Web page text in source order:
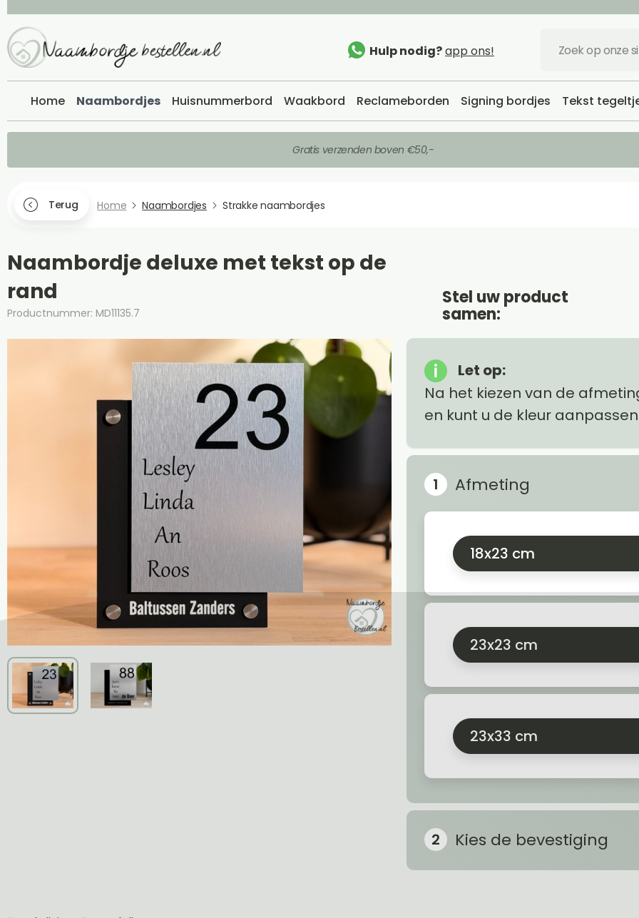
Hulp nodig?app ons!
Home Naambordjes Huisnummerbord Waakbord Reclameborden Signing bordjes Tekst
Gratis verzenden boven €50,-
Terug Home Naambordjes Strakke naambordjes
Naambordje deluxe met tekst op de
rand
Productnummer: MD11135.7
Stel uw product
samen:
Let op:
Na het kiezen van de
en kunt u de kleur
Afmeting
18x23 cm
23x23 cm
23x33 cm
Kies de bevestiging